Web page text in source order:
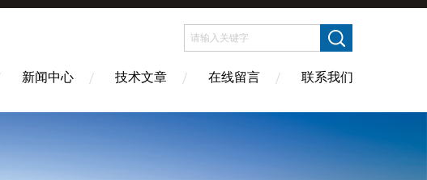
新闻中心 技术文章 在线留言 联系我们